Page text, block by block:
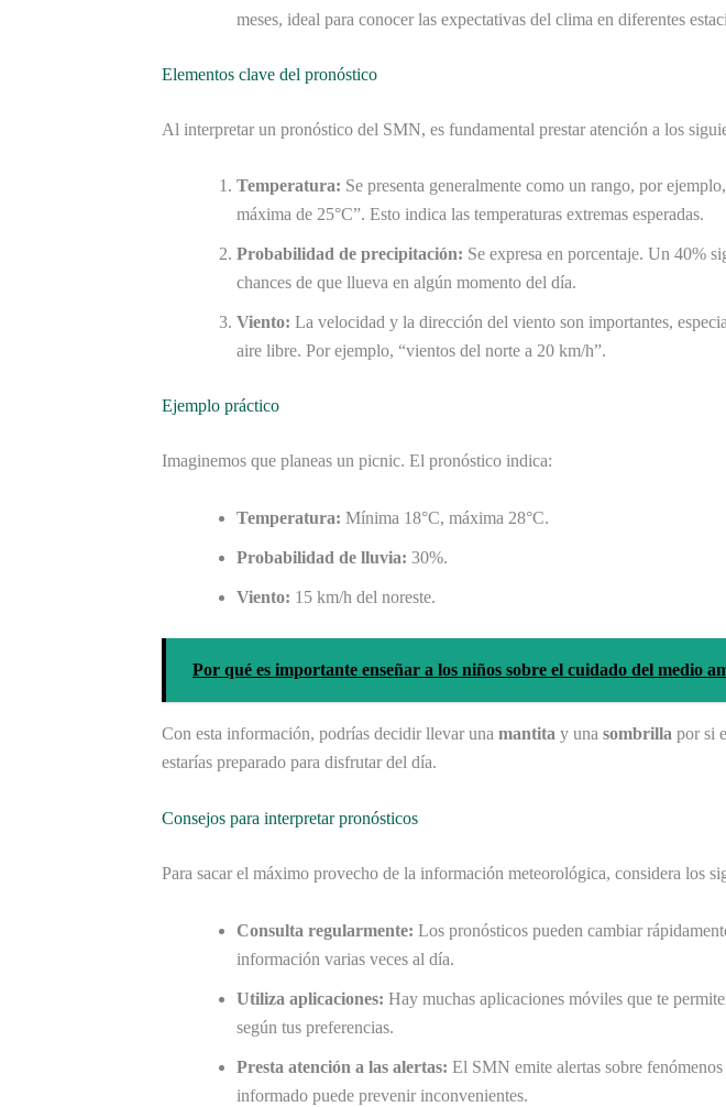
meses, ideal para conocer las expectativas del clima en diferentes
Elementos clave del pronóstico
Al interpretar un pronóstico del SMN, es fundamental prestar atención a los
Temperatura: Se presenta generalmente como un rango, por
máxima de 25°C”. Esto indica las temperaturas extremas esperadas.
Probabilidad de precipitación: Se expresa en porcentaje. Un 40%
chances de que llueva en algún momento del día.
Viento: La velocidad y la dirección del viento son importantes,
aire libre. Por ejemplo, “vientos del norte a 20 km/h”.
Ejemplo práctico
Imaginemos que planeas un picnic. El pronóstico indica:
Temperatura: Mínima 18°C, máxima 28°C.
Probabilidad de lluvia: 30%.
Viento: 15 km/h del noreste.
Por qué es importante enseñar a los niños sobre el cuidado del medio
Con esta información, podrías decidir llevar una mantita y una sombrilla por si
estarías preparado para disfrutar del día.
Consejos para interpretar pronósticos
Para sacar el máximo provecho de la información meteorológica, considera los
Consulta regularmente: Los pronósticos pueden cambiar
información varias veces al día.
Utiliza aplicaciones: Hay muchas aplicaciones móviles que te
según tus preferencias.
Presta atención a las alertas: El SMN emite alertas sobre
informado puede prevenir inconvenientes.